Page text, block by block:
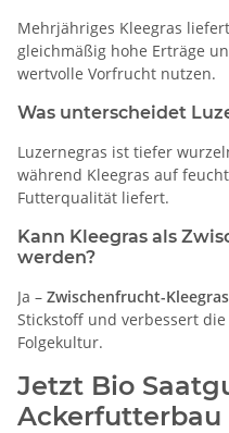
Mehrjähriges Kleegras
gleichmäßig hohe Erträge
wertvolle Vorfrucht nutzen.
Was unterscheidet
Luzernegras ist tiefer
während Kleegras auf
Futterqualität liefert.
Kann Kleegras als
werden?
Ja – Zwischenfrucht-Kleegras
Stickstoff und verbessert
Folgekultur.
Jetzt Bio
Ackerfutterbau